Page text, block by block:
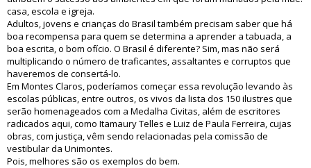
casa, escola e igreja.
Adultos, jovens e crianças do Brasil também precisam saber que há
boa recompensa para quem se determina a aprender a tabuada, a
boa escrita, o bom ofício. O Brasil é diferente? Sim, mas não será
multiplicando o número de traficantes, assaltantes e corruptos que
haveremos de consertá-lo.
Em Montes Claros, poderíamos começar essa revolução levando às
escolas públicas, entre outros, os vivos da lista dos 150 ilustres que
serão homenageados com a Medalha Civitas, além de escritores
radicados aqui, como Itamaury Telles e Luiz de Paula Ferreira, cujas
obras, com justiça, vêm sendo relacionadas pela comissão de
vestibular da Unimontes.
Pois, melhores são os exemplos do bem.